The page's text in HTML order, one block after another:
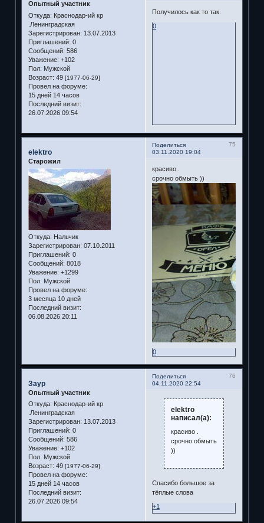
Опытный участник
Откуда: Краснодар-ий кр
.Ленинградская
Зарегистрирован: 13.07.2013
Приглашений: 0
Сообщений: 586
Уважение: +102
Пол: Мужской
Возраст: 49 [1977-06-29]
Провел на форуме:
15 дней 14 часов
Последний визит:
26.07.2026 09:54
Получилось как то так.
0
Поделиться
75
03.11.2020 19:04
elektro
Старожил
Откуда: Нальчик
Зарегистрирован: 07.10.2011
Приглашений: 0
Сообщений: 8018
Уважение: +1299
Пол: Мужской
Провел на форуме:
3 месяца 10 дней
Последний визит:
06.08.2026 20:11
красиво .
срочно обмыть ))
0
Поделиться
76
04.11.2020 22:54
Заур
Опытный участник
Откуда: Краснодар-ий кр
.Ленинградская
Зарегистрирован: 13.07.2013
Приглашений: 0
Сообщений: 586
Уважение: +102
Пол: Мужской
Возраст: 49 [1977-06-29]
Провел на форуме:
15 дней 14 часов
Последний визит:
26.07.2026 09:54
elektro
написал(а):
красиво .
срочно обмыть
))
Спасибо большое за
тёплые слова
+1